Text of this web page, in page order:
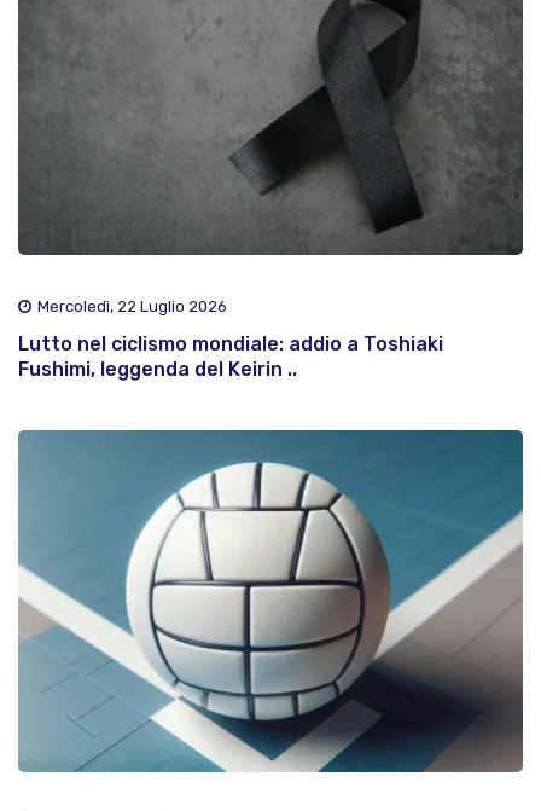
Mercoledì, 22 Luglio 2026
Lutto nel ciclismo mondiale: addio a Toshiaki
Fushimi, leggenda del Keirin ..